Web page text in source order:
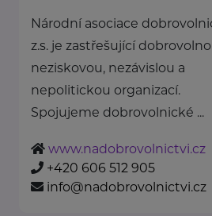
Národní asociace
z.s. je zastřešující
neziskovou, nezávislou a
nepolitickou organizací.
Spojujeme dobrovolnické ...
www.nadobrovolnictvi.cz
+420 606 512 905
info@nadobrovolnictvi.cz